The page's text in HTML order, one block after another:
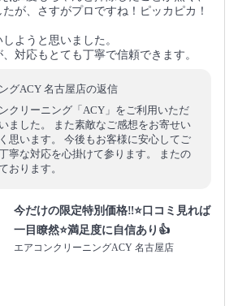
が、さすがプロですね！ピッカピカ！
ようと思いました。
対応もとても丁寧で信頼できます。
グACY 名古屋店の返信
クリーニング「ACY」をご利用いただ
ました。 また素敵なご感想をお寄せい
思います。 今後もお客様に安心してご
寧な対応を心掛けて参ります。 またの
おります。
今だけの限定特別価格‼️⭐口コミ見れば
一目瞭然⭐満足度に自信あり👍
エアコンクリーニングACY 名古屋店